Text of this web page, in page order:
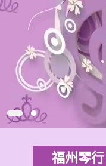
福州琴行